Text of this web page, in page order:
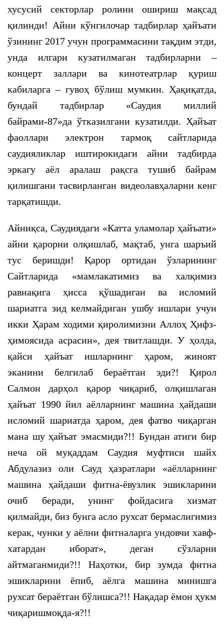
хусусий секторлар ролини ошириш мақсад
қилинди! Айни кўнгилочар тадбирлар ҳайъати
ўзининг 2017 учун программасини тақдим этди,
унда илгари кузатилмаган тадбирларни –
концерт заллари ва кинотеатрлар қуриш
кабиларга – гувоҳ бўлиш мумкин. Ҳақиқатда,
бундай тадбирлар «Саудия миллий
байрами-87»да ўтказилгани кузатилди. Ҳайъат
фаоллари электрон тармоқ сайтларида
саудияликлар иштирокидаги айни тадбирда
эркагу аёл аралаш рақсга тушиб байрам
қилишгани тасвирланган видеолавҳаларни кенг
тарқатишди.
Айниқса, Саудиядаги «Катта уламолар ҳайъати»
айни қарорни олқишлаб, мақтаб, унга шаръий
тус беришди! Қарор ортидан ўзларининг
Сайтларида «мамлакатимиз ва халқимиз
равнақига ҳисса қўшадиган ва исломий
шариатга зид келмайдиган ушбу ишлари учун
икки Ҳарам ходими қиролимизни Аллоҳ Ҳифз-
ҳимоясида асрасин», дея твитлашди. У ҳолда,
қайси ҳайъат ишларнинг ҳаром, жиноят
эканини белгилаб бераётган эди?! Қирол
Салмон дарҳол қарор чиқариб, олқишлаган
ҳайъат 1990 йил аёлларнинг машина ҳайдаши
исломий шариатда ҳаром, дея фатво чиқарган
мана шу ҳайъат эмасмиди?!! Бундан атиги бир
неча ой муқаддам Саудия муфтиси шайх
Абдулазиз оли Сауд ҳазратлари «аёлларнинг
машина ҳайдаши фитна-ёвузлик эшикларини
очиб беради, унинг фойдасига хизмат
қилмайди, биз бунга асло рухсат бермаслигимиз
керак, чунки у аёлни фитналарга ундовчи хавф-
хатардан иборат», деган сўзларни
айтмаганмиди?!! Наҳотки, бир зумда фитна
эшикларини ёпиб, аёлга машина минишга
рухсат бераётган бўлишса?!! Нақадар ёмон ҳукм
чиқаришмоқда-я?!!